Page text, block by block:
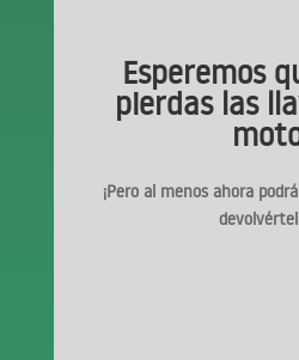
Esperemos
pierdas las
¡Pero al menos ahora